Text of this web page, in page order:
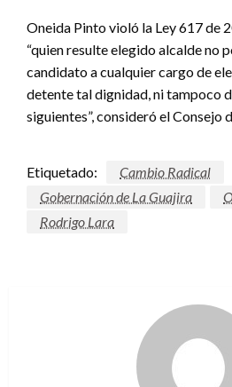
Oneida Pinto violó la Ley 617 de
“quien resulte elegido alcalde no
candidato a cualquier cargo de
detente tal dignidad, ni tampoco
siguientes”, consideró el Consejo
Etiquetado:
Cambio Radical
Gobernación de La Guajira
Rodrigo Lara